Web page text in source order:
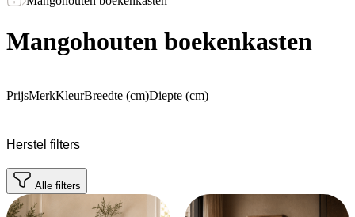
Mangohouten boekenkasten
PrijsMerkKleurBreedte (cm)Diepte (cm)
Herstel filters
Alle filters